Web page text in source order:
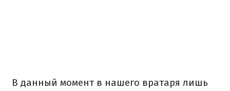
В данный момент в нашего вратаря лишь